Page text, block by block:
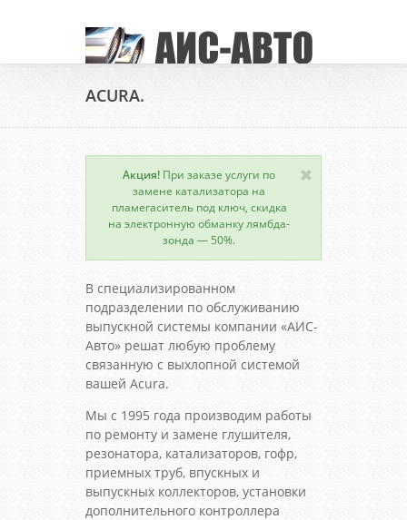
ACURA.
Акция! При заказе услуги по
замене катализатора на
пламегаситель под ключ, скидка
на электронную обманку лямбда-
зонда — 50%.
В специализированном
подразделении по обслуживанию
выпускной системы компании «АИС-
Авто» решат любую проблему
связанную с выхлопной системой
вашей Acura.
Мы с 1995 года производим работы
по ремонту и замене глушителя,
резонатора, катализаторов, гофр,
приемных труб, впускных и
выпускных коллекторов, установки
дополнительного контроллера